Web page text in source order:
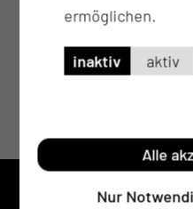
ermöglichen.
inaktiv aktiv
Alle
Nur